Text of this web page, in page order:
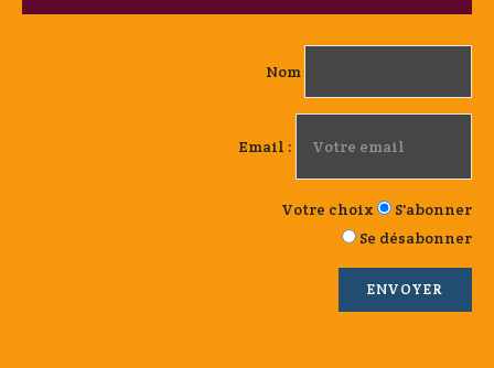
Nom
Email :
Votre choix
S'abonner
Se désabonner